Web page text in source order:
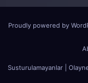
Proudly powered by
Susturulamayanlar |